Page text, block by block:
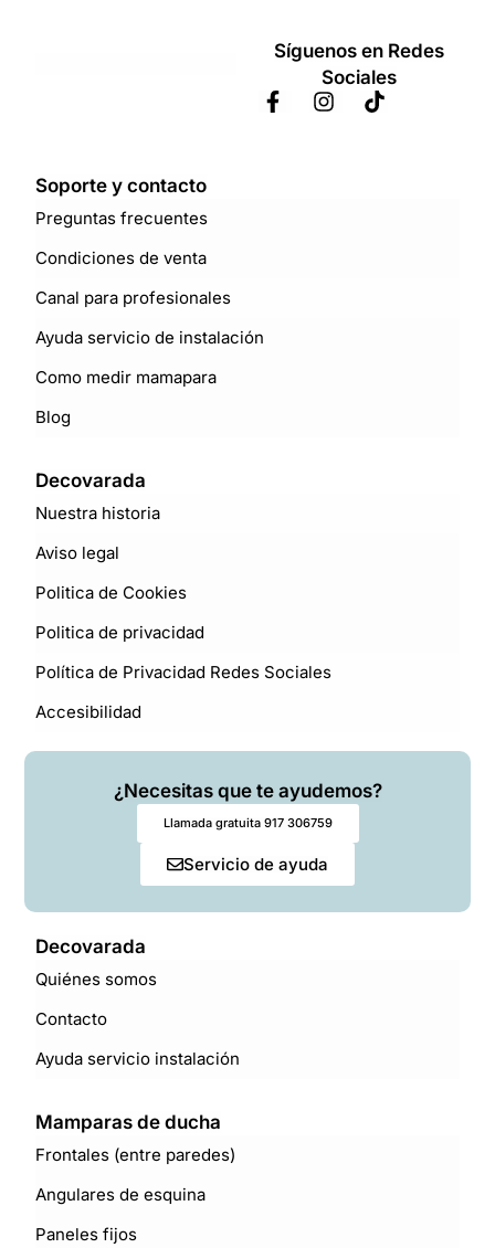
Síguenos en Redes
Sociales
Soporte y contacto
Preguntas frecuentes
Condiciones de venta
Canal para profesionales
Ayuda servicio de instalación
Como medir mamapara
Blog
Decovarada
Nuestra historia
Aviso legal
Politica de Cookies
Politica de privacidad
Política de Privacidad Redes Sociales
Accesibilidad
¿Necesitas que te ayudemos?
Llamada gratuita 917 306759
Servicio de ayuda
Decovarada
Quiénes somos
Contacto
Ayuda servicio instalación
Mamparas de ducha
Frontales (entre paredes)
Angulares de esquina
Paneles fijos